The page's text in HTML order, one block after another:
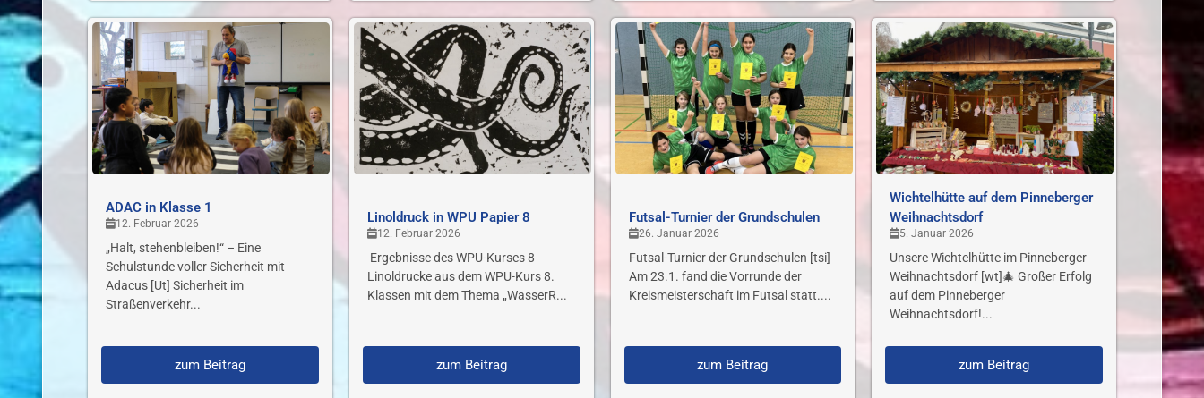
ADAC in Klasse 1
12. Februar 2026
„Halt, stehenbleiben!“ – Eine
Schulstunde voller Sicherheit mit
Adacus [Ut] Sicherheit im
Straßenverkehr...
zum Beitrag
Linoldruck in WPU Papier 8
12. Februar 2026
Ergebnisse des WPU-Kurses 8
Linoldrucke aus dem WPU-Kurs 8.
Klassen mit dem Thema „WasserR...
zum Beitrag
Futsal-Turnier der Grundschulen
26. Januar 2026
Futsal-Turnier der Grundschulen [tsi]
Am 23.1. fand die Vorrunde der
Kreismeisterschaft im Futsal statt....
zum Beitrag
Wichtelhütte auf dem Pinneberger
Weihnachtsdorf
5. Januar 2026
Unsere Wichtelhütte im Pinneberger
Weihnachtsdorf [wt]🎄 Großer Erfolg
auf dem Pinneberger
Weihnachtsdorf!...
zum Beitrag